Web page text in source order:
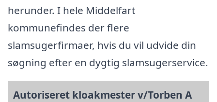
herunder. I hele Middelfart
kommunefindes der flere
slamsugerfirmaer, hvis du vil udvide din
søgning efter en dygtig slamsugerservice.
Autoriseret kloakmester v/Torben A